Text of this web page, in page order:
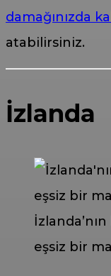
damağınızda
atabilirsiniz.
İzlanda
eşsiz bir